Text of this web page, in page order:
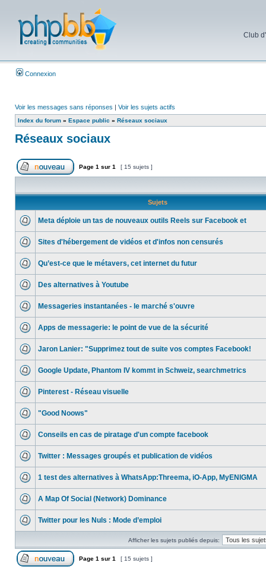
Club
Connexion
Voir les messages sans réponses | Voir les sujets actifs
Index du forum » Espace public » Réseaux sociaux
Réseaux sociaux
Page 1 sur 1 [ 15 sujets ]
Sujets
Meta déploie un tas de nouveaux outils Reels sur Facebook et
Sites d'hébergement de vidéos et d'infos non censurés
Qu’est-ce que le métavers, cet internet du futur
Des alternatives à Youtube
Messageries instantanées - le marché s'ouvre
Apps de messagerie: le point de vue de la sécurité
Jaron Lanier: "Supprimez tout de suite vos comptes Facebook!
Google Update, Phantom IV kommt in Schweiz, searchmetrics
Pinterest - Réseau visuelle
"Good Noows"
Conseils en cas de piratage d'un compte facebook
Twitter : Messages groupés et publication de vidéos
1 test des alternatives à WhatsApp:Threema, iO-App, MyENIGMA
A Map Of Social (Network) Dominance
Twitter pour les Nuls : Mode d’emploi
Afficher les sujets publiés depuis:
Page 1 sur 1 [ 15 sujets ]